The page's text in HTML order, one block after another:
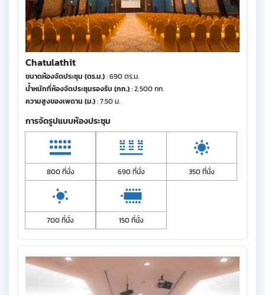
Chatulathit
ขนาดห้องจัดประชุม (ตร.ม.): 690 ตร.ม.
น้ำหนักที่ห้องจัดประชุมรองรับ (กก.): 2,500 กก.
ความสูงของเพดาน (ม.): 7.50 ม.
การจัดรูปแบบห้องประชุม
800 ที่นั่ง 690 ที่นั่ง 350 ที่นั่ง
700 ที่นั่ง 150 ที่นั่ง